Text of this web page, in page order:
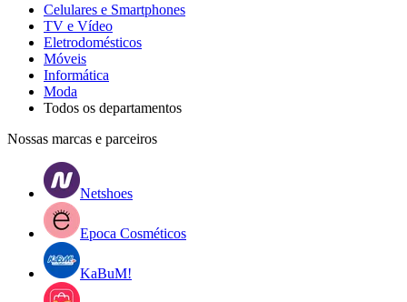
Celulares e Smartphones
TV e Vídeo
Eletrodomésticos
Móveis
Informática
Moda
Todos os departamentos
Nossas marcas e parceiros
Netshoes
Epoca Cosméticos
KaBuM!